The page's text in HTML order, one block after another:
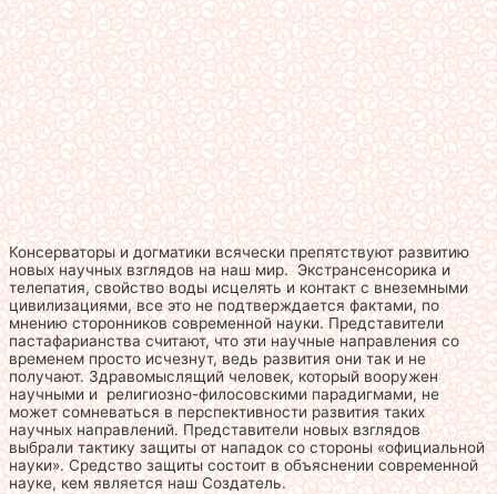
Консерваторы и догматики всячески препятствуют развитию
новых научных взглядов на наш мир. Экстрансенсорика и
телепатия, свойство воды исцелять и контакт с внеземными
цивилизациями, все это не подтверждается фактами, по
мнению сторонников современной науки. Представители
пастафарианства считают, что эти научные направления со
временем просто исчезнут, ведь развития они так и не
получают. Здравомыслящий человек, который вооружен
научными и религиозно-филосовскими парадигмами, не
может сомневаться в перспективности развития таких
научных направлений. Представители новых взглядов
выбрали тактику защиты от нападок со стороны «официальной
науки». Средство защиты состоит в объяснении современной
науке, кем является наш Создатель.